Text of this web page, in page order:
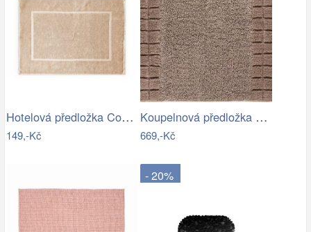
Hotelová předložka Comfort krémová 750g…
149,-Kč
Koupelnová předložka CHESS
669,-Kč
- 20%